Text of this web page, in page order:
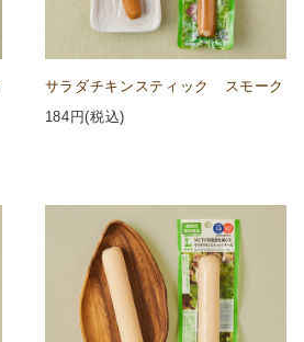
サラダチキンスティック スモーク
184 円(税込)